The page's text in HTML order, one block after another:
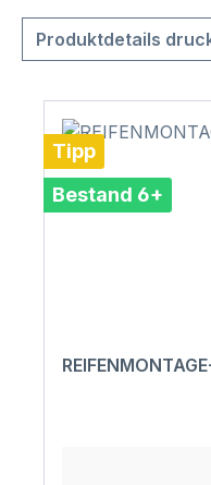
Produktdetails
Tipp
Bestand 6+